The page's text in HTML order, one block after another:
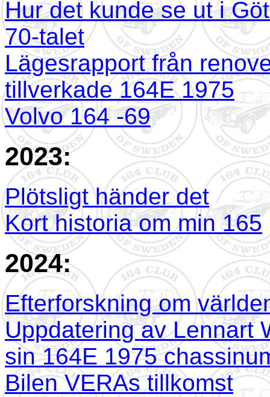
Hur det kunde se ut i
70-talet
Lägesrapport från
tillverkade 164E 1975
Volvo 164 -69
2023:
Plötsligt händer det
Kort historia om min 165
2024:
Efterforskning om
Uppdatering av Lennart
sin 164E 1975
Bilen VERAs tillkomst